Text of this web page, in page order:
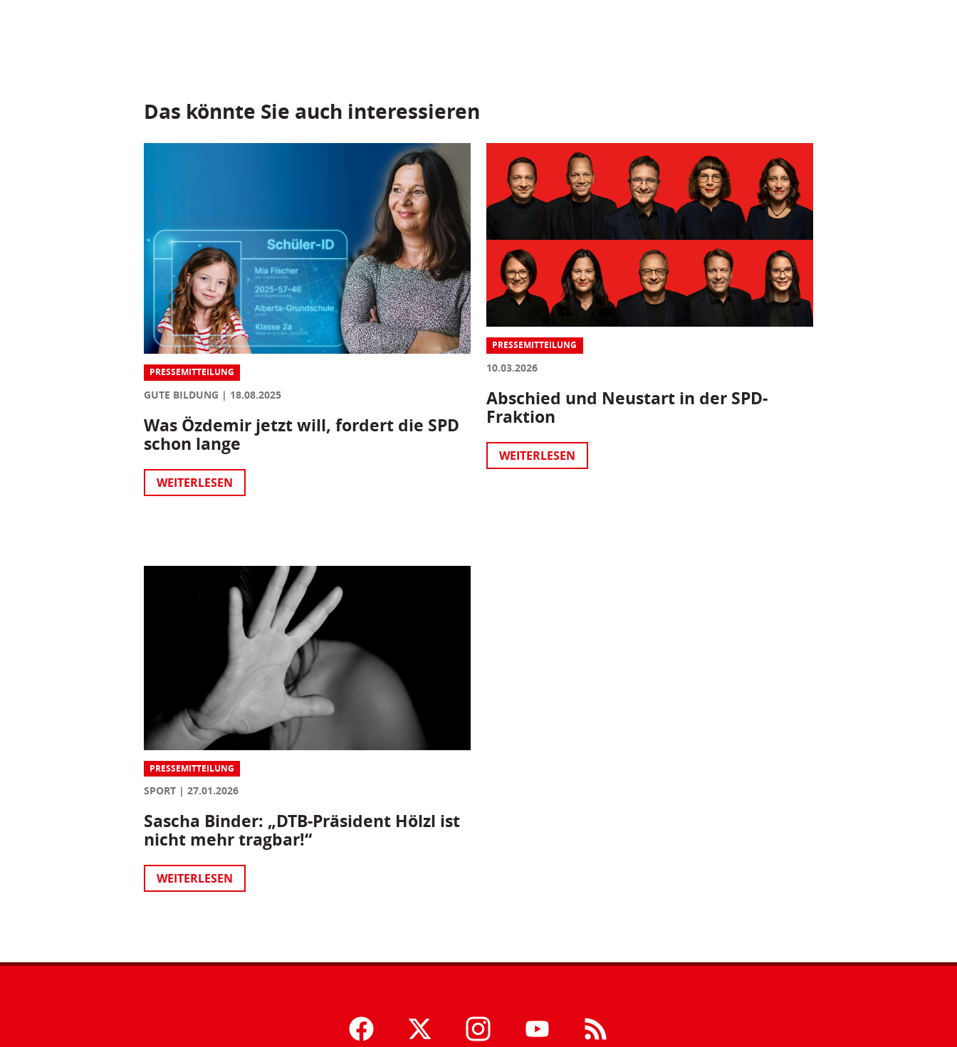
Das könnte Sie auch interessieren
PRESSEMITTEILUNG
GUTE BILDUNG 18.08.2025
Was Özdemir jetzt will, fordert die SPD
schon lange
WEITERLESEN
PRESSEMITTEILUNG
10.03.2026
Abschied und Neustart in der SPD-
Fraktion
WEITERLESEN
PRESSEMITTEILUNG
SPORT 27.01.2026
Sascha Binder: „DTB-Präsident Hölzl ist
nicht mehr tragbar!“
WEITERLESEN